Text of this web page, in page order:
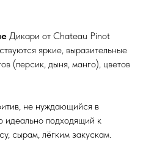
Дикари от Chateau Pinot
яркие, выразительные
(персик, дыня, манго), цветов
не нуждающийся в
идеально подходящий к
сырам, лёгким закускам.